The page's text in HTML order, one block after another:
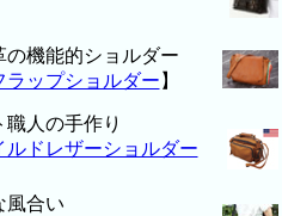
の機能的ショルダー
ラップショルダー 】
職人の手作り
ルドレザーショルダー
風合い